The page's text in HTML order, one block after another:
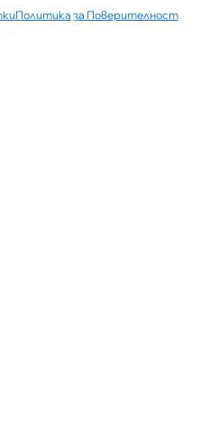
Политика за Поверителност
СИМЕОНОВО